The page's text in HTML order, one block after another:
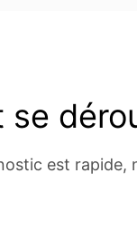
se
est rapide,